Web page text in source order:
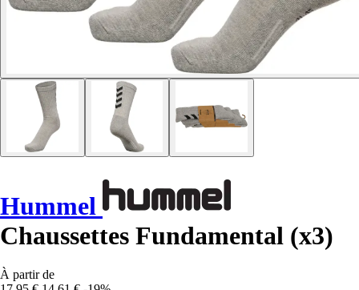
Hummel
Chaussettes Fundamental (x3)
À partir de